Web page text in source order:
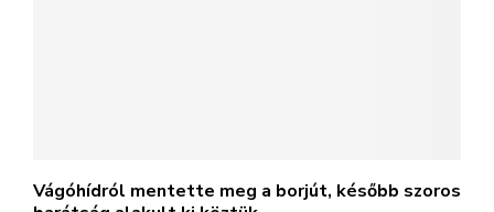
Vágóhídról mentette meg a borjút, később szoros